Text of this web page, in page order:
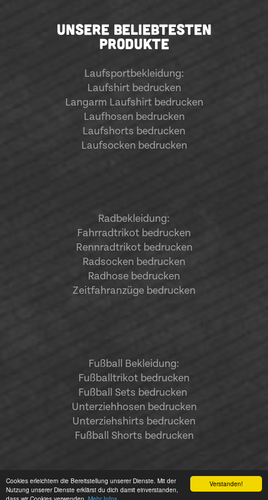
Verstanden!
Cookies erleichtern die Bereitstellung unserer Dienste. Mit der
Nutzung unserer Dienste erklärst du dich damit einverstanden,
UNSERE BELIEBTESTEN
PRODUKTE
Laufsportbekleidung:
Laufshirt bedrucken
Langarm Laufshirt bedrucken
Laufhosen bedrucken
Laufshorts bedrucken
Laufsocken bedrucken
Radbekleidung:
Fahrradtrikot bedrucken
Rennradtrikot bedrucken
Radsocken bedrucken
Radhose bedrucken
Zeitfahranzüge bedrucken
Fußball Bekleidung:
Fußballtrikot bedrucken
Fußball Sets bedrucken
Unterziehhosen bedrucken
Unterziehshirts bedrucken
Fußball Shorts bedrucken